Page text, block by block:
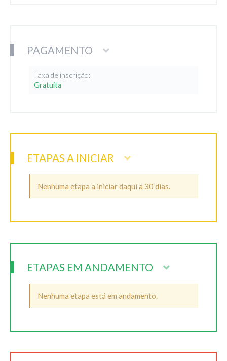
PAGAMENTO
Taxa de inscrição:
Gratuita
ETAPAS A INICIAR
Nenhuma etapa a iniciar daqui a 30 dias.
ETAPAS EM ANDAMENTO
Nenhuma etapa está em andamento.